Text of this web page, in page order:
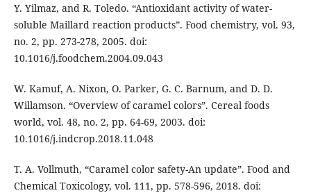
Y. Yilmaz, and R. Toledo. “Antioxidant activity of water-
soluble Maillard reaction products”. Food chemistry, vol. 93,
no. 2, pp. 273-278, 2005. doi:
10.1016/j.foodchem.2004.09.043
W. Kamuf, A. Nixon, O. Parker, G. C. Barnum, and D. D.
Willamson. “Overview of caramel colors”. Cereal foods
world, vol. 48, no. 2, pp. 64-69, 2003. doi:
10.1016/j.indcrop.2018.11.048
T. A. Vollmuth, “Caramel color safety-An update”. Food and
Chemical Toxicology, vol. 111, pp. 578-596, 2018. doi: